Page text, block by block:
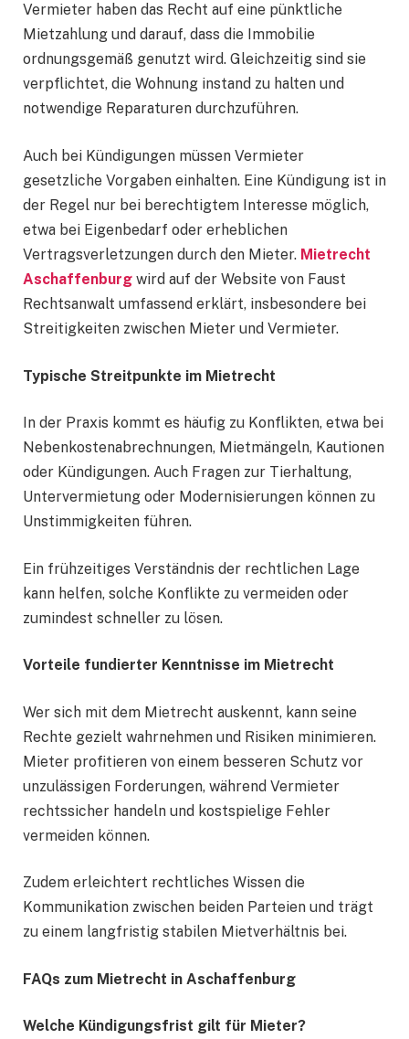
Vermieter haben das Recht auf eine pünktliche
Mietzahlung und darauf, dass die Immobilie
ordnungsgemäß genutzt wird. Gleichzeitig sind sie
verpflichtet, die Wohnung instand zu halten und
notwendige Reparaturen durchzuführen.
Auch bei Kündigungen müssen Vermieter
gesetzliche Vorgaben einhalten. Eine Kündigung ist in
der Regel nur bei berechtigtem Interesse möglich,
etwa bei Eigenbedarf oder erheblichen
Vertragsverletzungen durch den Mieter. Mietrecht
Aschaffenburg wird auf der Website von Faust
Rechtsanwalt umfassend erklärt, insbesondere bei
Streitigkeiten zwischen Mieter und Vermieter.
Typische Streitpunkte im Mietrecht
In der Praxis kommt es häufig zu Konflikten, etwa bei
Nebenkostenabrechnungen, Mietmängeln, Kautionen
oder Kündigungen. Auch Fragen zur Tierhaltung,
Untervermietung oder Modernisierungen können zu
Unstimmigkeiten führen.
Ein frühzeitiges Verständnis der rechtlichen Lage
kann helfen, solche Konflikte zu vermeiden oder
zumindest schneller zu lösen.
Vorteile fundierter Kenntnisse im Mietrecht
Wer sich mit dem Mietrecht auskennt, kann seine
Rechte gezielt wahrnehmen und Risiken minimieren.
Mieter profitieren von einem besseren Schutz vor
unzulässigen Forderungen, während Vermieter
rechtssicher handeln und kostspielige Fehler
vermeiden können.
Zudem erleichtert rechtliches Wissen die
Kommunikation zwischen beiden Parteien und trägt
zu einem langfristig stabilen Mietverhältnis bei.
FAQs zum Mietrecht in Aschaffenburg
Welche Kündigungsfrist gilt für Mieter?